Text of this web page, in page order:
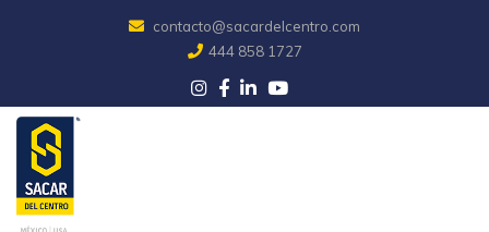
contacto@sacardelcentro.com
444 858 1727